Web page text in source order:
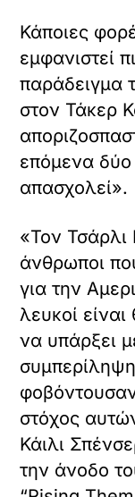
Κάποιες
εμφανιστεί
παράδειγμα
στον Τάκερ
επόμενα
απασχολεί».
«Τον
άνθρωποι
για την
λευκοί
να υπάρξει
στόχος
Κάιλι
την άνοδο